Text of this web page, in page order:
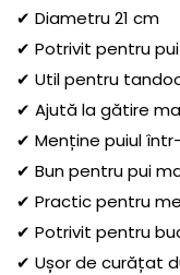
✔ Diametru 21 cm
✔ Potrivit pentru
✔ Util pentru
✔ Ajută la gătire
✔ Menține puiul
✔ Bun pentru pui
✔ Practic pentru
✔ Potrivit pentru
✔ Ușor de curățat